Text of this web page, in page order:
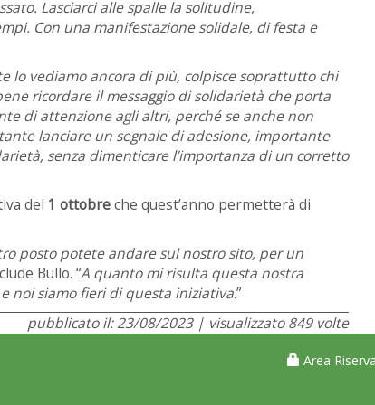
Lasciarci alle spalle la solitudine,
Con una manifestazione solidale, di festa e
lo vediamo ancora di più, colpisce soprattutto chi
ricordare il messaggio di solidarietà che porta
di attenzione agli altri, perché se anche non
lanciare un segnale di adesione, importante
senza dimenticare l’importanza di un corretto
del 1 ottobreche quest’anno permetterà di
posto potete andare sul nostro sito, per un
Bullo. “A quanto mi risulta questa nostra
noi siamo fieri di questa iniziativa.”
pubblicato il: 23/08/2023 | visualizzato 849 volte
Area